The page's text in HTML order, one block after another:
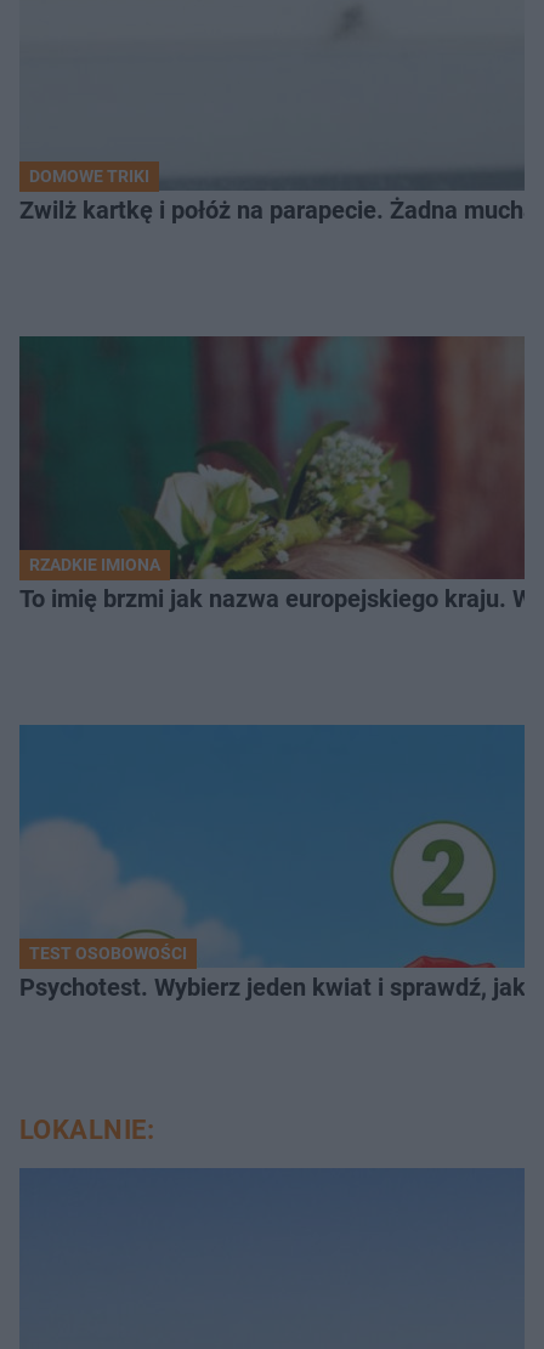
DOMOWE TRIKI
Zwilż kartkę i połóż na parapecie. Żadna
RZADKIE IMIONA
To imię brzmi jak nazwa europejskiego kraju.
TEST OSOBOWOŚCI
Psychotest. Wybierz jeden kwiat i sprawdź, jaki
LOKALNIE: